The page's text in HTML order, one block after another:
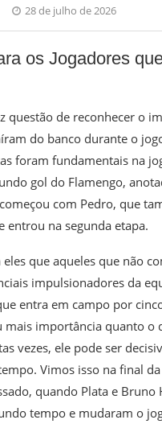
28 de julho de 2026
os Jogadores
questão de reconhecer o
do banco durante o
foram fundamentais na
gol do Flamengo,
com Pedro, que
entrou na segunda etapa.
eles que aqueles que não
impulsionadores da
entra em campo por
mais importância quanto o
vezes, ele pode ser
Vimos isso na final
quando Plata e Bruno
tempo e mudaram o